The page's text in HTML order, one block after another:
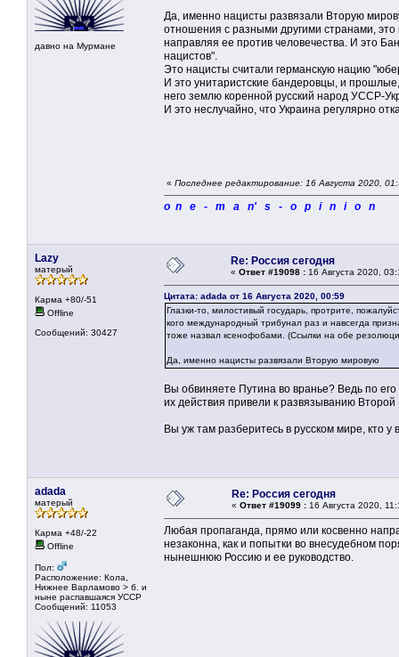
давно на Мурмане
Да, именно нацисты развязали Вторую
отношения с разными другими странами,
направляя ее против человечества. И это
нацистов".
Это нацисты считали германскую нацию
И это унитаристские бандеровцы, и
него землю коренной русский народ УССР-
И это неслучайно, что Украина регулярно
« Последнее редактирование: 16 Августа 2020,
o n e - m a n' s - o p i n i o n
Lazy
матерый
Карма +80/-51
Offline
Сообщений: 30427
Re: Россия сегодня
« Ответ #19098 : 16 Августа 2020,
Цитата: adada от 16 Августа 2020, 00:59
Глазки-то, милостивый государь, протрите,
кого международный трибунал раз и навсегда
тоже назвал ксенофобами. (Ссылки на обе
Да, именно нацисты развязали Вторую мировую
Вы обвиняете Путина во вранье? Ведь по
их действия привели к развязыванию
Вы уж там разберитесь в русском мире, кто у
adada
матерый
Карма +48/-22
Offline
Пол:
Расположение: Кола,
Нижнее Варламово > б. и
ныне распавшаяся УССР
Сообщений: 11053
Re: Россия сегодня
« Ответ #19099 : 16 Августа 2020,
Любая пропаганда, прямо или косвенно
незаконна, как и попытки во внесудебном
нынешнюю Россию и ее руководство.